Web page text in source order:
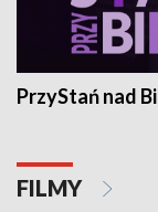
PrzyStań nad
FILMY